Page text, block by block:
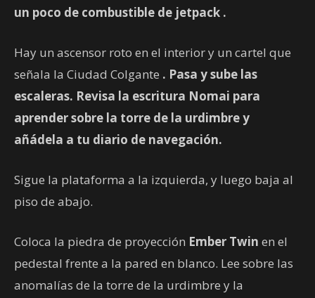
un poco de combustible de jetpack .
Hay un ascensor roto en el interior y un cartel que
señala la Ciudad Colgante . Pasa y sube las
escaleras. Revisa la escritura Nomai para
aprender sobre la torre de la urdimbrey
añádela a tu diario de navegación.
Sigue la plataforma a la izquierda, y luego baja al
piso de abajo.
Coloca la piedra de proyección Ember Twin en el
pedestal frente a la pared en blanco. Lee sobre las
anomalías de la torre de la urdimbre y la